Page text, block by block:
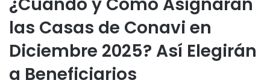
las Casas de Conavi en
Diciembre 2025? Así Elegirán
a Beneficiarios